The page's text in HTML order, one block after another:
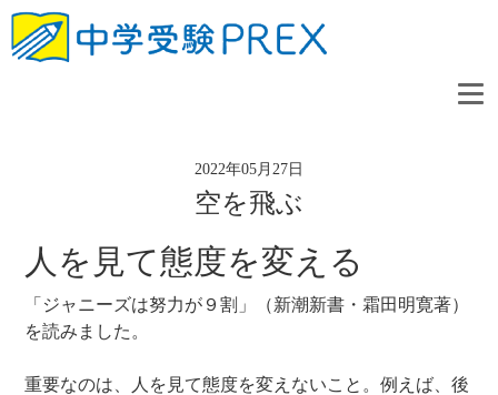
2022年05月27日
空を飛ぶ
人を見て態度を変える
「ジャニーズは努力が９割」（新潮新書・霜田明寛著）
を読みました。
重要なのは、人を見て態度を変えないこと。例えば、後